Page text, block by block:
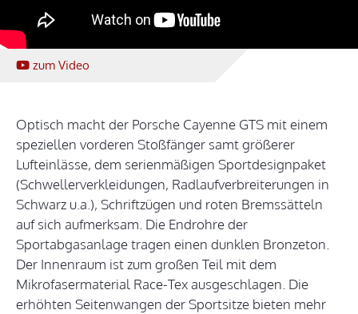
zum Video
Optisch macht der Porsche Cayenne GTS mit einem
speziellen vorderen Stoßfänger samt größerer
Lufteinlässe, dem serienmäßigen Sportdesignpaket
(Schwellerverkleidungen, Radlaufverbreiterungen in
Schwarz u.a.), Schriftzügen und roten Bremssätteln
auf sich aufmerksam. Die Endrohre der
Sportabgasanlage tragen einen dunklen Bronzeton.
Der Innenraum ist zum großen Teil mit dem
Mikrofasermaterial Race-Tex ausgeschlagen. Die
erhöhten Seitenwangen der Sportsitze bieten mehr